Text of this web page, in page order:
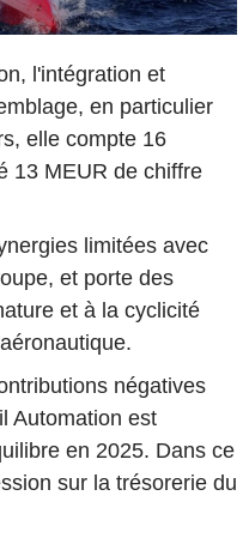
l'intégration et
en particulier
elle compte 16
13 MEUR de chiffre
limitées avec
et porte des
et à la cyclicité
négatives
Automation est
en 2025. Dans ce
sur la trésorerie du